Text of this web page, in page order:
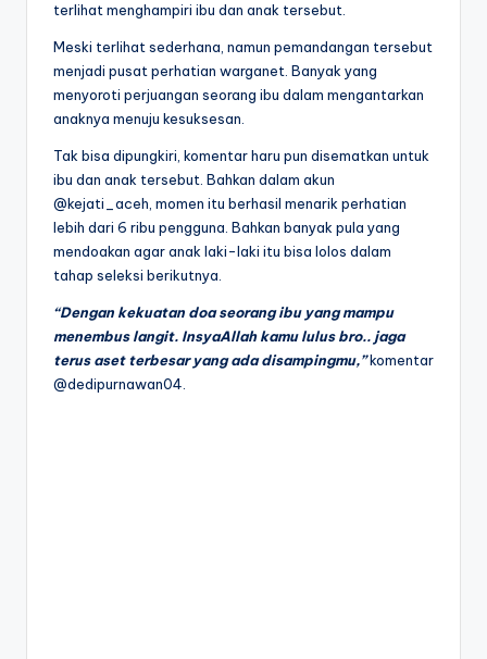
terlihat menghampiri ibu dan anak tersebut.
Meski terlihat sederhana, namun pemandangan tersebut
menjadi pusat perhatian warganet. Banyak yang
menyoroti perjuangan seorang ibu dalam mengantarkan
anaknya menuju kesuksesan.
Tak bisa dipungkiri, komentar haru pun disematkan untuk
ibu dan anak tersebut. Bahkan dalam akun
@kejati_aceh, momen itu berhasil menarik perhatian
lebih dari 6 ribu pengguna. Bahkan banyak pula yang
mendoakan agar anak laki-laki itu bisa lolos dalam
tahap seleksi berikutnya.
“Dengan kekuatan doa seorang ibu yang mampu
menembus langit. InsyaAllah kamu lulus bro.. jaga
terus aset terbesar yang ada disampingmu,”komentar
@dedipurnawan04.